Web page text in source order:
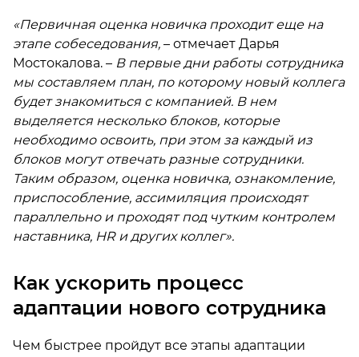
«Первичная оценка новичка проходит еще на
этапе собеседования, – отмечает Дарья
Мостокалова. – В первые дни работы сотрудника
мы составляем план, по которому новый коллега
будет знакомиться с компанией. В нем
выделяется несколько блоков, которые
необходимо освоить, при этом за каждый из
блоков могут отвечать разные сотрудники.
Таким образом, оценка новичка, ознакомление,
приспособление, ассимиляция происходят
параллельно и проходят под чутким контролем
наставника, HR и других коллег».
Как ускорить процесс
адаптации нового сотрудника
Чем быстрее пройдут все этапы адаптации